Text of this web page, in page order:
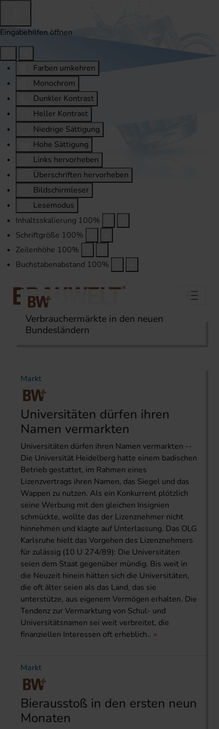
Eingabehilfen öffnen
Farben umkehren
Monochrom
Dunkler Kontrast
Heller Kontrast
Niedrige Sättigung
Hohe Sättigung
Links hervorheben
Überschriften hervorheben
Bildschirmleser
Lesemodus
Inhaltsskalierung 100%
Schriftgröße 100%
Zeilenhöhe 100%
Buchstabenabstand 100%
Startseite Themen
Verbrauchermärkte in den neuen
Bundesländern
Markt
Universitäten dürfen ihren
Namen vermarkten
Universitäten dürfen ihren Namen vermarkten --
Die Universität Heidelberg hatte einem badischen
Betrieb gestattet, im Rahmen eines
Lizenzvertrags ihren Namen, das Siegel und das
Wappen zu nutzen. Als ein Konkurrent plötzlich
seine Werbung mit den gleichen Insignien
schmückte, wollte das der Lizenznehmer nicht
hinnehmen und klagte auf Unterlassung. Das OLG
Karlsruhe hielt das Vorgehen des Lizenznehmers
für zulässig (10 U 274/89): Die Universitäten
seien dem Staat gegenüber mündig. Bis weit in
die Neuzeit hinein hätten sich die Universitäten,
die oft älter seien als das Land, das sie
unterstütze, aus eigenem Vermögen erhalten. Die
Tendenz zur Vermarktung von Schul- und
Universitätsnamen sei weit verbreitet, die
finanziellen Interessen oft erheblich..
Markt
Bierausstoß in den ersten neun
Monaten